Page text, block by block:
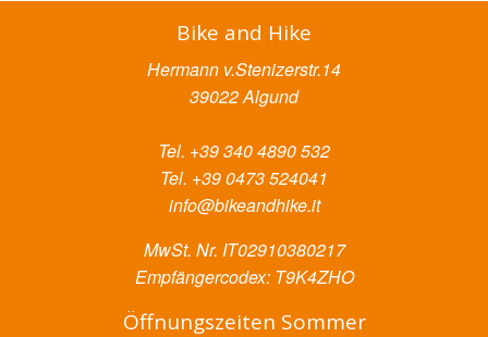
Bike and Hike
Hermann v.Stenizerstr.14
39022 Algund
Tel. +39 340 4890 532
Tel. +39 0473 524041
info@bikeandhike.it
MwSt. Nr. IT02910380217
Empfängercodex: T9K4ZHO
Öffnungszeiten Sommer